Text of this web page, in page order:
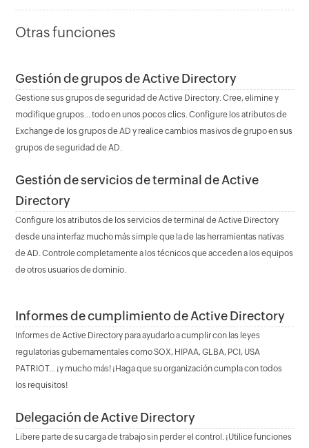
Otras funciones
Gestión de grupos de Active Directory
Gestione sus grupos de seguridad de Active Directory. Cree, elimine y
modifique grupos... todo en unos pocos clics. Configure los atributos de
Exchange de los grupos de AD y realice cambios masivos de grupo en sus
grupos de seguridad de AD.
Gestión de servicios de terminal de Active
Directory
Configure los atributos de los servicios de terminal de Active Directory
desde una interfaz mucho más simple que la de las herramientas nativas
de AD. Controle completamente a los técnicos que acceden a los equipos
de otros usuarios de dominio.
Informes de cumplimiento de Active Directory
Informes de Active Directory para ayudarlo a cumplir con las leyes
regulatorias gubernamentales como SOX, HIPAA, GLBA, PCI, USA
PATRIOT... ¡y mucho más! ¡Haga que su organización cumpla con todos
los requisitos!
Delegación de Active Directory
Libere parte de su carga de trabajo sin perder el control. ¡Utilice funciones